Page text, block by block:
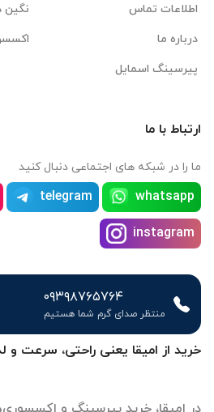
خرید از امیقا یعنی راحتی، سرعت و
در امیقا، خرید پیرسینگ و
اطلاعات تماس
درباره ما
پیرسینگ اسمایل
نگین
ارتباط با ما
ما را در شبکه های اجتماعی دنبال کنید
whatsapp
telegram
instagram
۰۹۳۹۸۷۶۵۷۶۴
منتظر صدای گرم شما هستیم